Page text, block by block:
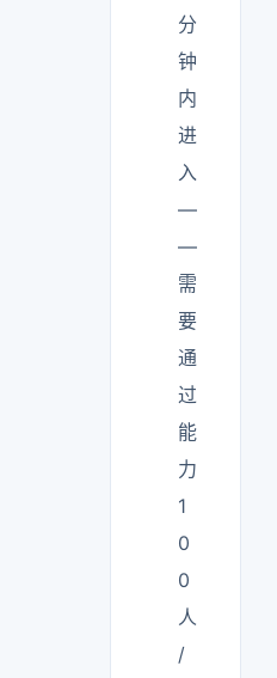
分
钟
内
进
入
—
—
需
要
通
过
能
力
1
0
0
人
/